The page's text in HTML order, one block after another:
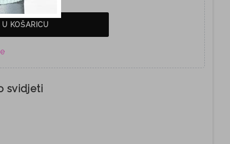
KOŠARICU
svidjeti